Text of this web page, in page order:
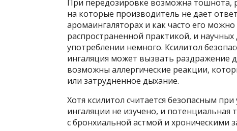
При передозировке возможна тошнота,
на которые производитель не дает
аромаингаляторах и как часто его
распространенной практикой, и
употреблении немного. Ксилитол
ингаляция может вызвать раздражение
возможны аллергические реакции,
или затрудненное дыхание.
Хотя ксилитол считается безопасным
ингаляции не изучено, и потенциальная
с бронхиальной астмой и хроническими